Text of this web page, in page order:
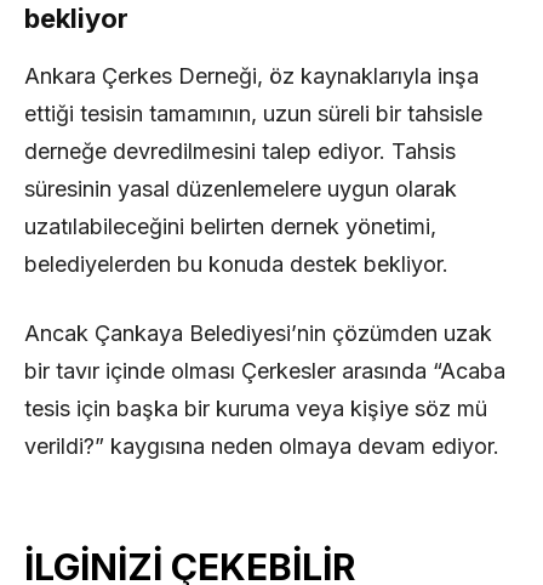
bekliyor
Ankara Çerkes Derneği, öz kaynaklarıyla inşa
ettiği tesisin tamamının, uzun süreli bir tahsisle
derneğe devredilmesini talep ediyor. Tahsis
süresinin yasal düzenlemelere uygun olarak
uzatılabileceğini belirten dernek yönetimi,
belediyelerden bu konuda destek bekliyor.
Ancak Çankaya Belediyesi’nin çözümden uzak
bir tavır içinde olması Çerkesler arasında “Acaba
tesis için başka bir kuruma veya kişiye söz mü
verildi?” kaygısına neden olmaya devam ediyor.
İLGİNİZİ ÇEKEBİLİR